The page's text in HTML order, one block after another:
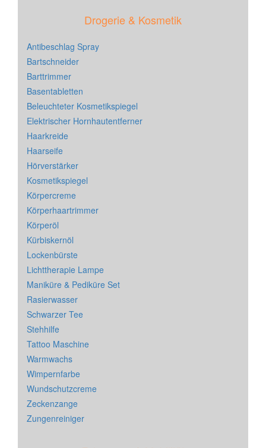
Drogerie & Kosmetik
Antibeschlag Spray
Bartschneider
Barttrimmer
Basentabletten
Beleuchteter Kosmetikspiegel
Elektrischer Hornhautentferner
Haarkreide
Haarseife
Hörverstärker
Kosmetikspiegel
Körpercreme
Körperhaartrimmer
Körperöl
Kürbiskernöl
Lockenbürste
Lichttherapie Lampe
Maniküre & Pediküre Set
Rasierwasser
Schwarzer Tee
Stehhilfe
Tattoo Maschine
Warmwachs
Wimpernfarbe
Wundschutzcreme
Zeckenzange
Zungenreiniger